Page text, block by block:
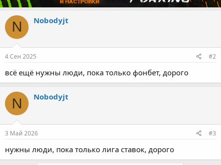
N Nobodyjt
4 Сен 2025 #2
всё ещё нужны люди, пока только фонбет, дорого
N Nobodyjt
3 Май 2026 #3
нужны люди, пока только лига ставок, дорого